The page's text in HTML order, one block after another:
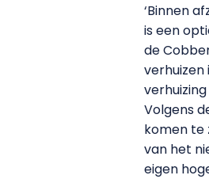
‘Binnen
is een
de
verhuizen
Volgens
komen te
van het
eigen